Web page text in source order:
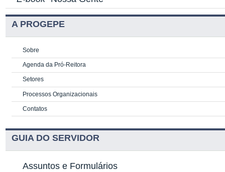
A PROGEPE
Sobre
Agenda da Pró-Reitora
Setores
Processos Organizacionais
Contatos
GUIA DO SERVIDOR
Assuntos e Formulários